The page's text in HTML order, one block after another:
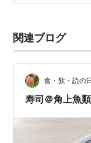
関連ブログ
食・飲・読の
寿司＠角上魚類